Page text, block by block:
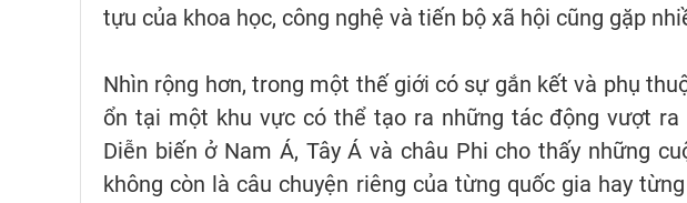
tựu của khoa học, công nghệ và tiến bộ xã hội cũng gặp
Nhìn rộng hơn, trong một thế giới có sự gắn kết và phụ
ổn tại một khu vực có thể tạo ra những tác động vượt
Diễn biến ở Nam Á, Tây Á và châu Phi cho thấy những
không còn là câu chuyện riêng của từng quốc gia hay